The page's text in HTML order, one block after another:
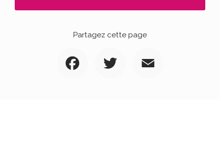
Partagez cette page